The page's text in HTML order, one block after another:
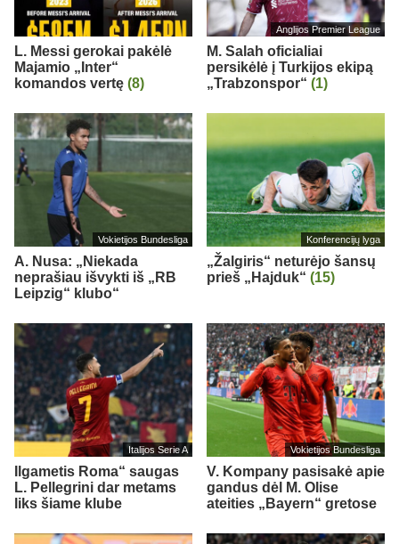
L. Messi gerokai pakėlė
Majamio „Inter“
komandos vertę (8)
Anglijos Premier League
M. Salah oficialiai
persikėlė į Turkijos ekipą
„Trabzonspor“ (1)
Vokietijos Bundesliga
A. Nusa: „Niekada
neprašiau išvykti iš „RB
Leipzig“ klubo“
Konferencijų lyga
„Žalgiris“ neturėjo šansų
prieš „Hajduk“ (15)
Italijos Serie A
Ilgametis Roma“ saugas
L. Pellegrini dar metams
liks šiame klube
Vokietijos Bundesliga
V. Kompany pasisakė apie
gandus dėl M. Olise
ateities „Bayern“ gretose